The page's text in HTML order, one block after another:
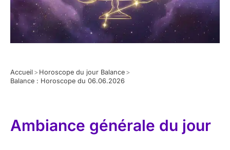
Accueil > Horoscope du jour Balance >
Balance : Horoscope du 06.06.2026
Ambiance générale du jour